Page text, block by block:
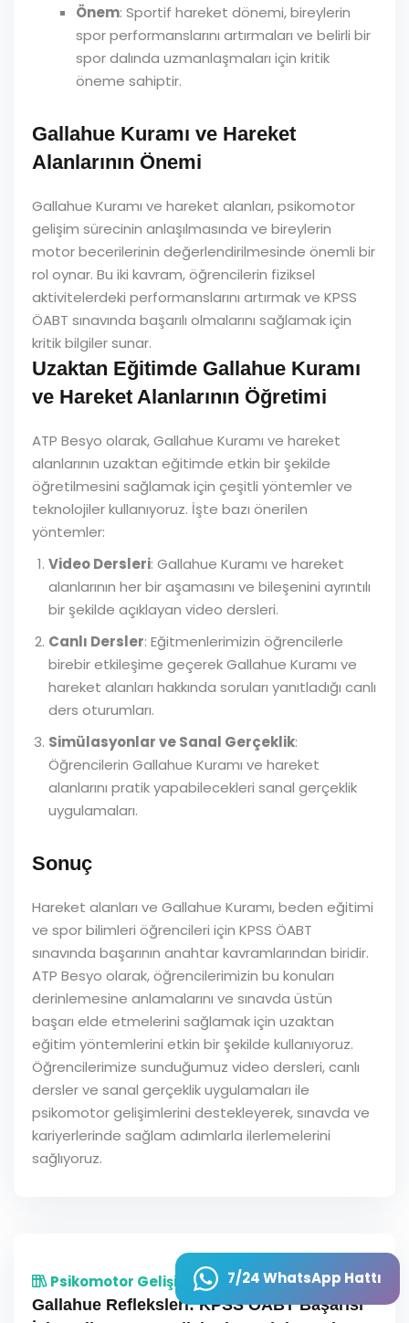
7/24 WhatsApp Hattı
Önem: Sportif hareket dönemi, bireylerin
spor performanslarını artırmaları ve belirli bir
spor dalında uzmanlaşmaları için kritik
öneme sahiptir.
Gallahue Kuramı ve Hareket
Alanlarının Önemi
Gallahue Kuramı ve hareket alanları, psikomotor
gelişim sürecinin anlaşılmasında ve bireylerin
motor becerilerinin değerlendirilmesinde önemli bir
rol oynar. Bu iki kavram, öğrencilerin fiziksel
aktivitelerdeki performanslarını artırmak ve KPSS
ÖABT sınavında başarılı olmalarını sağlamak için
kritik bilgiler sunar.
Uzaktan Eğitimde Gallahue Kuramı
ve Hareket Alanlarının Öğretimi
ATP Besyo olarak, Gallahue Kuramı ve hareket
alanlarının uzaktan eğitimde etkin bir şekilde
öğretilmesini sağlamak için çeşitli yöntemler ve
teknolojiler kullanıyoruz. İşte bazı önerilen
yöntemler:
Video Dersleri: Gallahue Kuramı ve hareket
alanlarının her bir aşamasını ve bileşenini ayrıntılı
bir şekilde açıklayan video dersleri.
Canlı Dersler: Eğitmenlerimizin öğrencilerle
birebir etkileşime geçerek Gallahue Kuramı ve
hareket alanları hakkında soruları yanıtladığı canlı
ders oturumları.
Simülasyonlar ve Sanal Gerçeklik:
Öğrencilerin Gallahue Kuramı ve hareket
alanlarını pratik yapabilecekleri sanal gerçeklik
uygulamaları.
Sonuç
Hareket alanları ve Gallahue Kuramı, beden eğitimi
ve spor bilimleri öğrencileri için KPSS ÖABT
sınavında başarının anahtar kavramlarından biridir.
ATP Besyo olarak, öğrencilerimizin bu konuları
derinlemesine anlamalarını ve sınavda üstün
başarı elde etmelerini sağlamak için uzaktan
eğitim yöntemlerini etkin bir şekilde kullanıyoruz.
Öğrencilerimize sunduğumuz video dersleri, canlı
dersler ve sanal gerçeklik uygulamaları ile
psikomotor gelişimlerini destekleyerek, sınavda ve
kariyerlerinde sağlam adımlarla ilerlemelerini
sağlıyoruz.
Psikomotor Gelişim
Gallahue Refleksleri: KPSS ÖABT Başarısı